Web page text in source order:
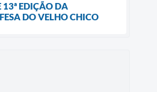
13ª EDIÇÃO DA
DO VELHO CHICO